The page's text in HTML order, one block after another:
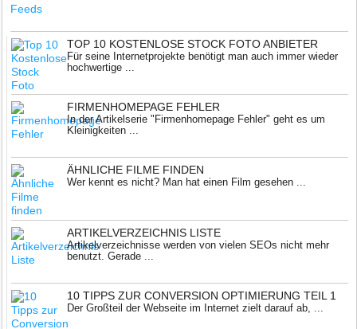
TOP 10 KOSTENLOSE STOCK FOTO ANBIETER
Für seine Internetprojekte benötigt man auch immer wieder
hochwertige ...
FIRMENHOMEPAGE FEHLER
In der Artikelserie "Firmenhomepage Fehler" geht es um
Kleinigkeiten ...
ÄHNLICHE FILME FINDEN
Wer kennt es nicht? Man hat einen Film gesehen ...
ARTIKELVERZEICHNIS LISTE
Artikelverzeichnisse werden von vielen SEOs nicht mehr
benutzt. Gerade ...
10 TIPPS ZUR CONVERSION OPTIMIERUNG TEIL 1
Der Großteil der Webseite im Internet zielt darauf ab, ...